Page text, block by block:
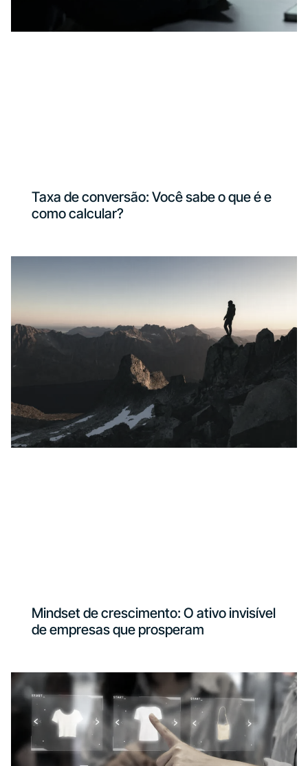
Taxa de conversão: Você sabe o que é e
como calcular?
Mindset de crescimento: O ativo invisível
de empresas que prosperam